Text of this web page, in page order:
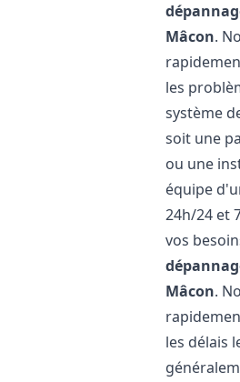
Mâcon.
les
système
soit une
ou une
équipe
24h/24 et
vos
Mâcon.
les délais